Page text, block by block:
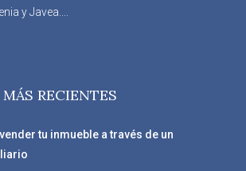
y Javea....
RECIENTES
tu inmueble a través de un